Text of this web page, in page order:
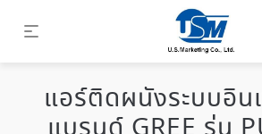
แอร์ติดผนังระบบอิน